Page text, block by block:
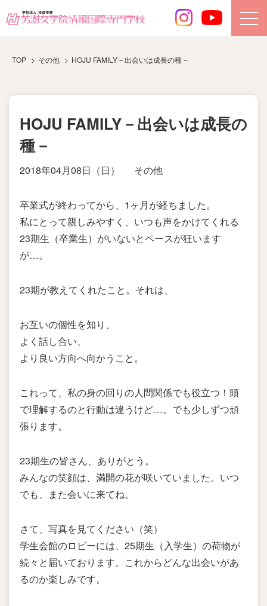
TOP その他 HOJU FAMILY－出会いは成長の種－
HOJU FAMILY－出会いは成長の
種－
2018年04月08日（日） その他
卒業式が終わってから、1ヶ月が経ちました。
私にとって親しみやすく、いつも声をかけてくれる
23期生（卒業生）がいないとペースが狂います
が…。
23期が教えてくれたこと。それは、
お互いの個性を知り、
よく話し合い、
より良い方向へ向かうこと。
これって、私の身の回りの人間関係でも役立つ！頭
で理解するのと行動は違うけど…。でも少しずつ頑
張ります。
23期生の皆さん、ありがとう。
みんなの笑顔は、満開の花が咲いていました。いつ
でも、また会いに来てね。
さて、写真を見てください（笑）
学生会館のロビーには、25期生（入学生）の荷物が
続々と届いております。これからどんな出会いがあ
るのか楽しみです。